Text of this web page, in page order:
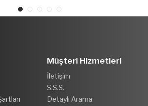
Müşteri Hizmetleri
İletişim
S.S.S.
Detaylı Arama